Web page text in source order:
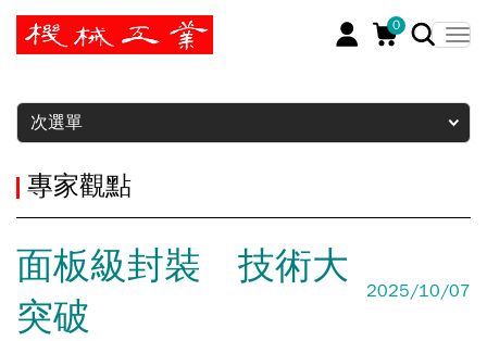
0
暫停
次選單
專家觀點
面板級封裝 技術大
突破
2025/10/07